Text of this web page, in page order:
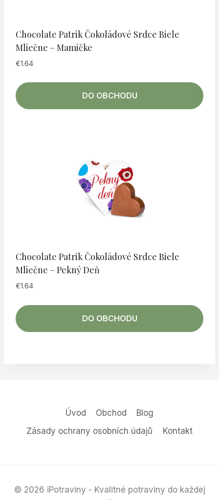
Chocolate Patrik Čokoládové Srdce Biele
Mliečne – Mamičke
€1.64
DO OBCHODU
Chocolate Patrik Čokoládové Srdce Biele
Mliečne – Pekný Deň
€1.64
DO OBCHODU
Úvod Obchod
Blog
Zásady ochrany osobních údajů
Kontakt
© 2026 iPotraviny - Kvalitné potraviny do každej